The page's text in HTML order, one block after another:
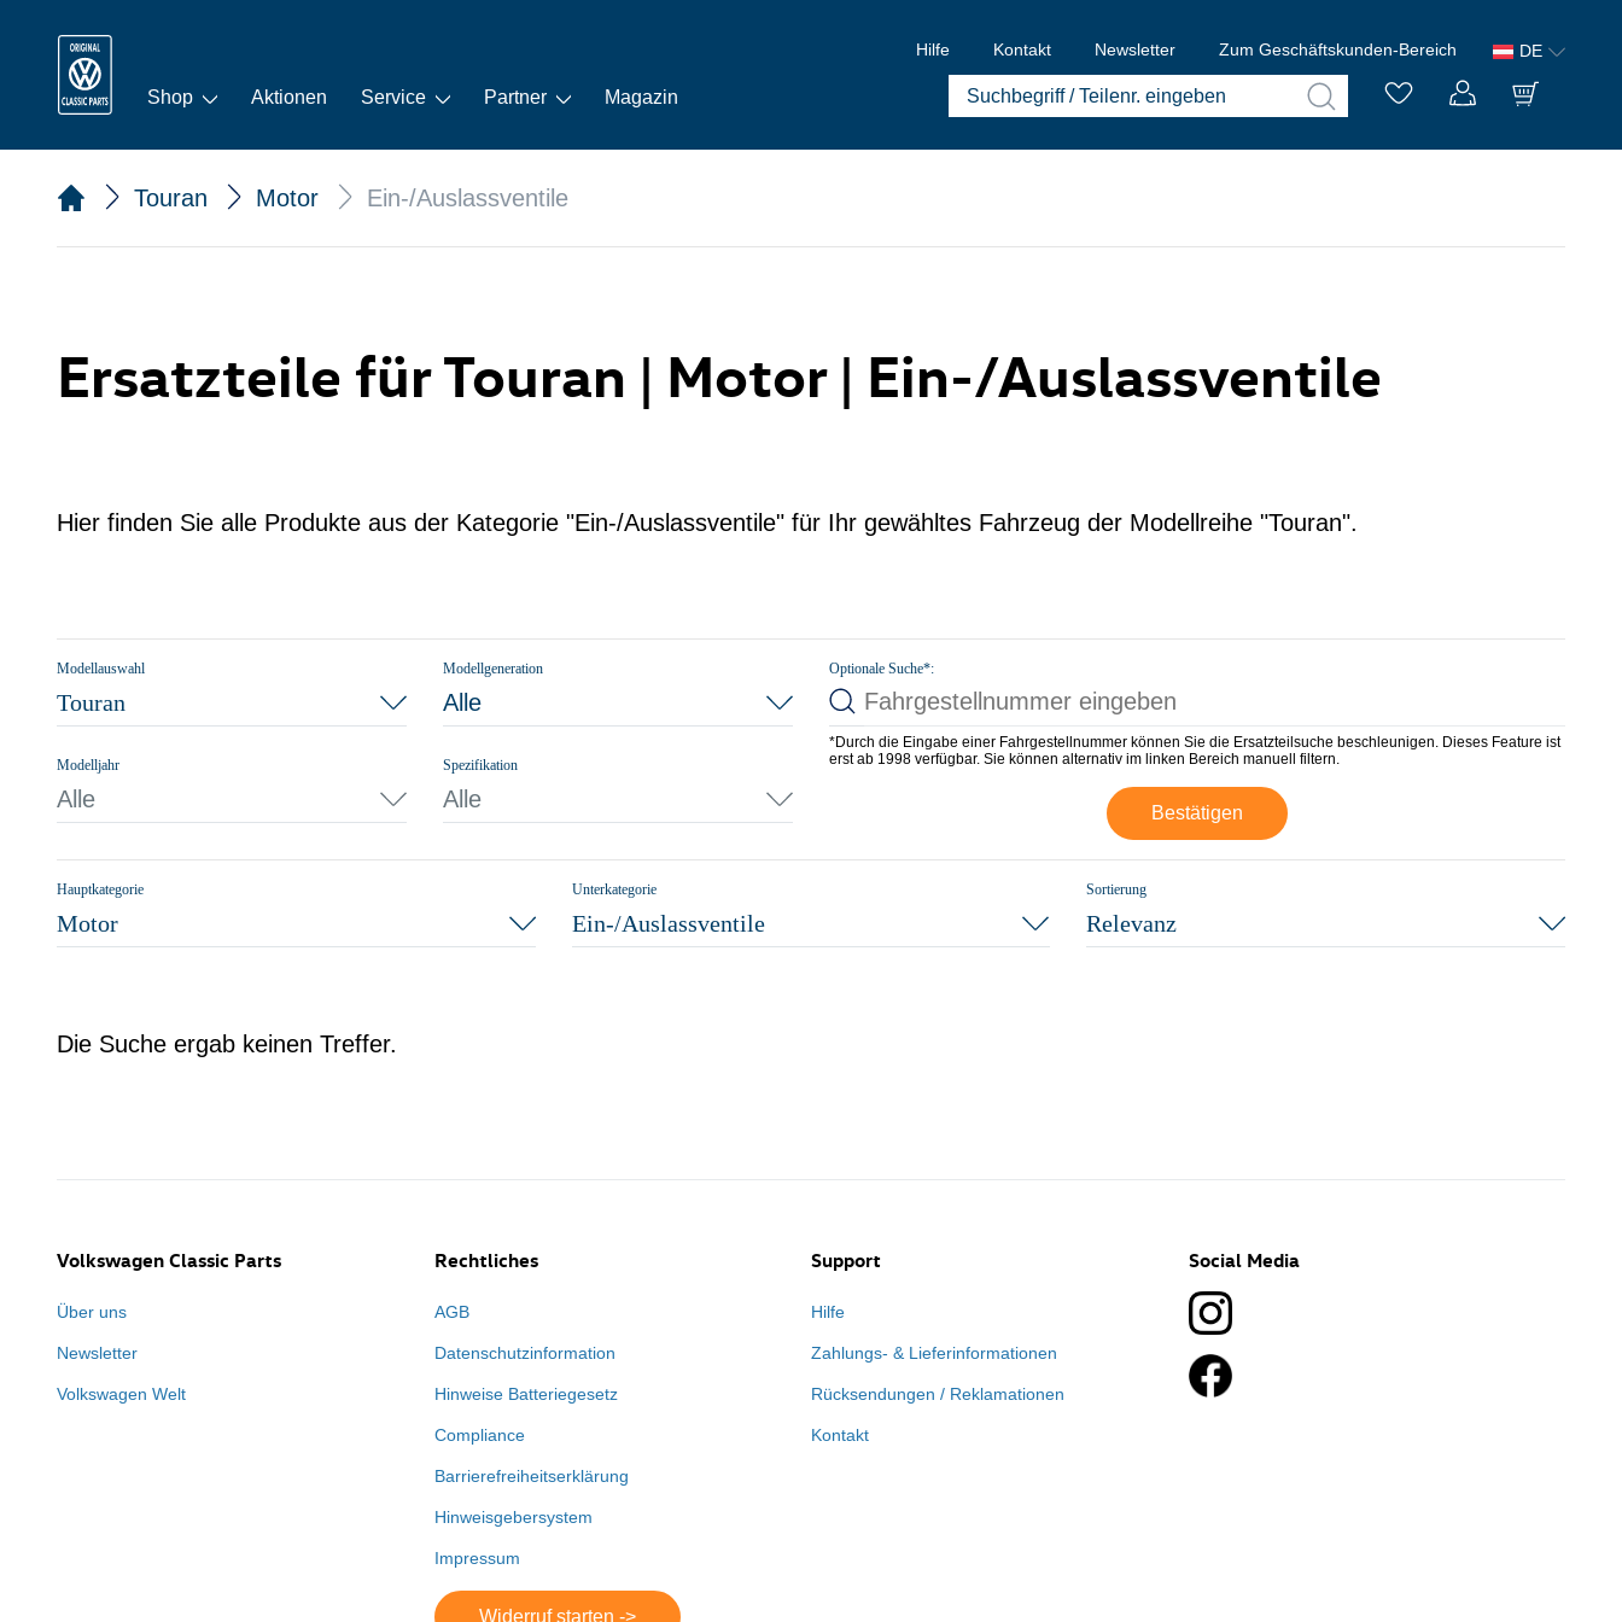
Hilfe Kontakt Newsletter Zum Geschäftskunden-Bereich DE
Shop Aktionen Service Partner Magazin
Touran Motor Ein-/Auslassventile
Ersatzteile für Touran | Motor | Ein-/Auslassventile
Hier finden Sie alle Produkte aus der Kategorie "Ein-/Auslassventile" für Ihr gewähltes Fahrzeug der Modellreihe "Touran".
Modellauswahl
Touran
Modellgeneration
Alle
Modelljahr
Alle
Spezifikation
Alle
Optionale Suche*:
*Durch die Eingabe einer Fahrgestellnummer können Sie die Ersatzteilsuche beschleunigen. Dieses Feature ist
erst ab 1998 verfügbar. Sie können alternativ im linken Bereich manuell filtern.
Bestätigen
Hauptkategorie
Motor
Unterkategorie
Ein-/Auslassventile
Sortierung
Relevanz
Die Suche ergab keinen Treffer.
Volkswagen Classic Parts
Über uns
Newsletter
Volkswagen Welt
Rechtliches
AGB
Datenschutzinformation
Hinweise Batteriegesetz
Compliance
Barrierefreiheitserklärung
Hinweisgebersystem
Impressum
Widerruf starten ->
Support
Hilfe
Zahlungs- & Lieferinformationen
Rücksendungen / Reklamationen
Kontakt
Social Media